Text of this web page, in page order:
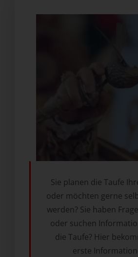
Sie planen die Taufe
oder möchten gerne
werden? Sie haben
oder suchen
die Taufe? Hier
erste